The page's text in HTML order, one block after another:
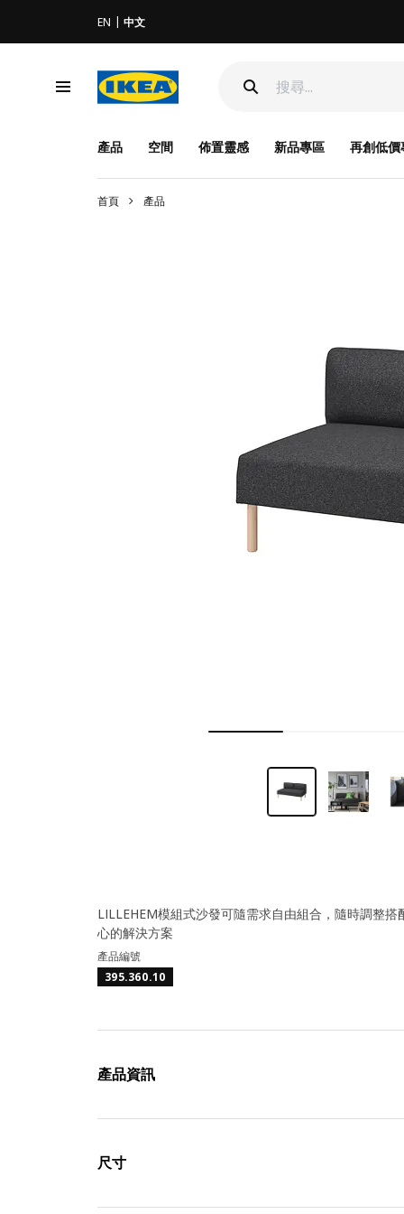
EN 中文
產品 空間 佈置靈感 新品專區 再創低價
首頁 產品
LILLEHEM模組式沙發可隨需求自由組合，隨時調整
心的解決方案
產品編號
395.360.10
產品資訊
尺寸